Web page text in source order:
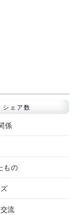
シェア数
係
もの
流